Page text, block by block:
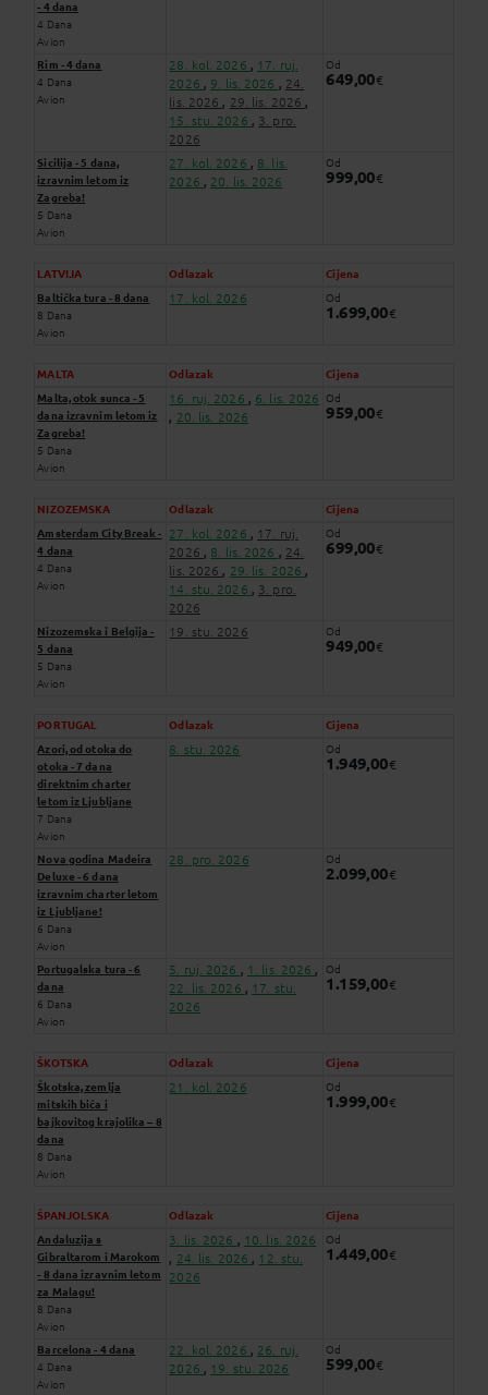
- 4 dana
4 Dana
Avion
Rim - 4 dana
4 Dana
Avion
28. kol. 2026 , 17. ruj.
2026 , 9. lis. 2026 , 24.
lis. 2026 , 29. lis. 2026 ,
15. stu. 2026 , 3. pro.
2026
Od
649,00€
Sicilija - 5 dana,
izravnim letom iz
Zagreba!
5 Dana
Avion
27. kol. 2026 , 8. lis.
2026 , 20. lis. 2026
Od
999,00€
LATVIJA Odlazak
Cijena
Baltička tura - 8 dana
8 Dana
Avion
17. kol. 2026 Od
1.699,00€
MALTA Odlazak
Cijena
Malta, otok sunca - 5
dana izravnim letom iz
Zagreba!
5 Dana
Avion
16. ruj. 2026 , 6. lis. 2026
, 20. lis. 2026
Od
959,00€
NIZOZEMSKA Odlazak
Cijena
Amsterdam City Break -
4 dana
4 Dana
Avion
27. kol. 2026 , 17. ruj.
2026 , 8. lis. 2026 , 24.
lis. 2026 , 29. lis. 2026 ,
14. stu. 2026 , 3. pro.
2026
Od
699,00€
Nizozemska i Belgija -
5 dana
5 Dana
Avion
19. stu. 2026 Od
949,00€
PORTUGAL Odlazak
Cijena
Azori, od otoka do
otoka - 7 dana
direktnim charter
letom iz Ljubljane
7 Dana
Avion
8. stu. 2026 Od
1.949,00€
Nova godina Madeira
Deluxe - 6 dana
izravnim charter letom
iz Ljubljane!
6 Dana
Avion
28. pro. 2026 Od
2.099,00€
Portugalska tura - 6
dana
6 Dana
Avion
5. ruj. 2026 , 1. lis. 2026 ,
22. lis. 2026 , 17. stu.
2026
Od
1.159,00€
ŠKOTSKA Odlazak
Cijena
Škotska, zemlja
mitskih bića i
bajkovitog krajolika – 8
dana
8 Dana
Avion
21. kol. 2026 Od
1.999,00€
ŠPANJOLSKA Odlazak
Cijena
Andaluzija s
Gibraltarom i Marokom
- 8 dana izravnim letom
za Malagu!
8 Dana
Avion
3. lis. 2026 , 10. lis. 2026
, 24. lis. 2026 , 12. stu.
2026
Od
1.449,00€
Barcelona - 4 dana
4 Dana
Avion
22. kol. 2026 , 26. ruj.
2026 , 19. stu. 2026
Od
599,00€